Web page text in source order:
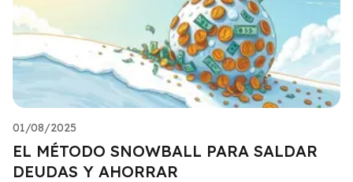
01/08/2025
EL MÉTODO SNOWBALL PARA SALDAR
DEUDAS Y AHORRAR